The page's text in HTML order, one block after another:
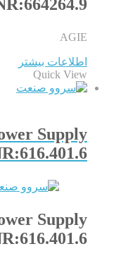
AGIE
اطلاعات بیشتر
Quick View
Supply
Supply